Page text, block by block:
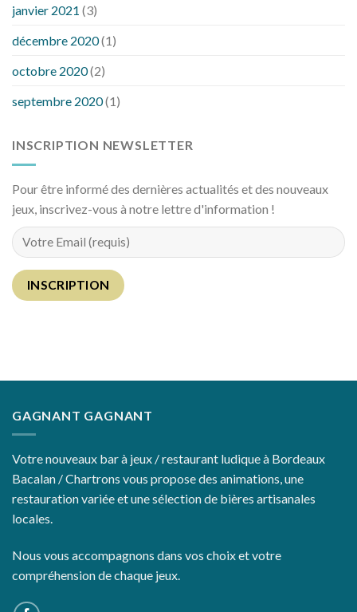
janvier 2021 (3)
décembre 2020(1)
octobre 2020(2)
septembre 2020(1)
INSCRIPTION NEWSLETTER
Pour être informé des dernières actualités et des nouveaux
jeux, inscrivez-vous à notre lettre d'information !
GAGNANT GAGNANT
Votre nouveaux bar à jeux / restaurant ludique à Bordeaux
Bacalan / Chartrons vous propose des animations, une
restauration variée et une sélection de bières artisanales
locales.
Nous vous accompagnons dans vos choix et votre
compréhension de chaque jeux.